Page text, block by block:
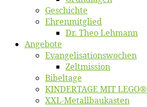
Ge­schich­te
Eh­ren­mit­glied
Dr. Theo Lehmann
An­ge­bo­te
Evangelisa­tions­wo­chen
Zelt­mis­si­on
Bi­bel­ta­ge
KINDERTAGE MIT LEGO®
XXL-Me­­tal­l­­bau­­kas­­ten